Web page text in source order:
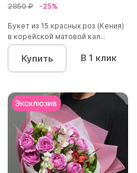
2850 ₽ -25%
Букет из 15 красных роз (Кения)
в корейской матовой кал...
Купить В 1 клик